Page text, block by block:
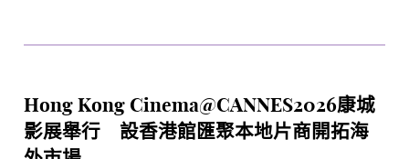
Hong Kong Cinema@CANNES2026康城
影展舉行 設香港館匯聚本地片商開拓海